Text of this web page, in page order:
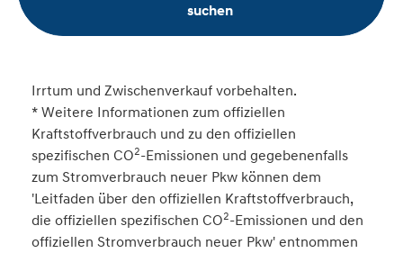
suchen
Irrtum und Zwischenverkauf vorbehalten.
* Weitere Informationen zum offiziellen
Kraftstoffverbrauch und zu den offiziellen
spezifischen CO2-Emissionen und gegebenenfalls
zum Stromverbrauch neuer Pkw können dem
'Leitfaden über den offiziellen Kraftstoffverbrauch,
die offiziellen spezifischen CO2-Emissionen und den
offiziellen Stromverbrauch neuer Pkw' entnommen